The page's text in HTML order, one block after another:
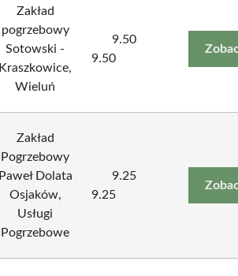
Zakład
pogrzebowy
Sotowski -
Kraszkowice,
Wieluń
9.50
9.50
Zakład
Pogrzebowy
Paweł Dolata
Osjaków,
Usługi
Pogrzebowe
9.25
9.25